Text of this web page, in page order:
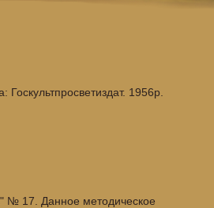
Госкультпросветиздат. 1956р.
№ 17. Данное методическое